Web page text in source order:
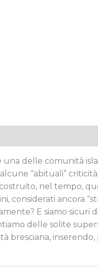
delle comunità
“abituali”
nel tempo,
considerati ancora
E siamo sicuri
delle solite
bresciana, inserendo,